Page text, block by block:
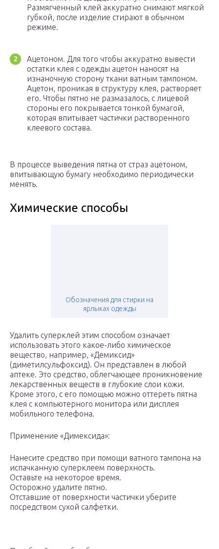
Размягченный клей аккуратно снимают мягкой
губкой, после изделие стирают в обычном
режиме.
Ацетоном. Для того чтобы аккуратно вывести
остатки клея с одежды ацетон наносят на
изнаночную сторону ткани ватным тампоном.
Ацетон, проникая в структуру клея, растворяет
его. Чтобы пятно не размазалось, с лицевой
стороны его покрывается тонкой бумагой,
которая впитывает частички растворенного
клеевого состава.
В процессе выведения пятна от страз ацетоном,
впитывающую бумагу необходимо периодически
менять.
Химические способы
Обозначения для стирки на
ярлыках одежды
Удалить суперклей этим способом означает
использовать этого какое-либо химическое
вещество, например, «Демиксид»
(диметилсульфоксид). Он представлен в любой
аптеке. Это средство, облегчающее проникновение
лекарственных веществ в глубокие слои кожи.
Кроме этого, с его помощью можно оттереть пятна
клея с компьютерного монитора или дисплея
мобильного телефона.
Применение «Димексида»:
Нанесите средство при помощи ватного тампона на
испачканную суперклеем поверхность.
Оставьте на некоторое время.
Осторожно удалите пятно.
Отставшие от поверхности частички уберите
посредством сухой салфетки.